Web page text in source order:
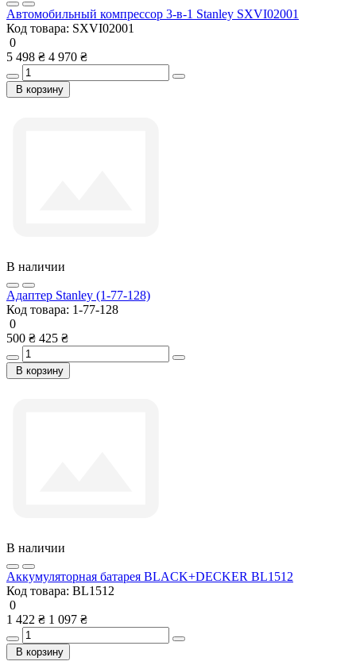
Автомобильный компрессор 3-в-1 Stanley SXVI02001
Код товара: SXVI02001
0
5 498 ₴ 4 970 ₴
В корзину
В наличии
Адаптер Stanley (1-77-128)
Код товара: 1-77-128
0
500 ₴ 425 ₴
В корзину
В наличии
Аккумуляторная батарея BLACK+DECKER BL1512
Код товара: BL1512
0
1 422 ₴ 1 097 ₴
В корзину